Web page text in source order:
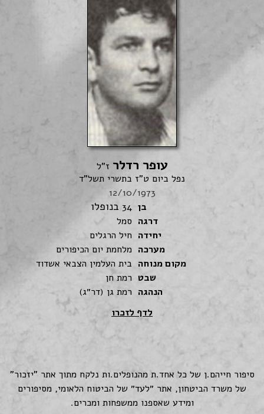
עופר רדלר ז"ל
נפל ביום ט"ז בתשרי תשל"ד
12/10/1973
בן 34 בנופלו
דרגה סמל
יחידה חיל הרגלים
מערכה מלחמת יום הכיפורים
מקום מנוחה בית העלמין הצבאי אשדוד
שבט רמת חן
הנהגה רמת גן (דר״ג)
לדף לזכרו
סיפור חייהם.ן של כל אחד.ת מהנופלים.ות נלקח מתוך אתר "יזכור"
של משרד הביטחון, אתר ״לעד״ של הביטוח הלאומי, מסיפורים
ומידע שאספנו ממשפחות ומכרים.